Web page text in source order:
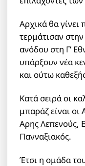
Αρχικά θα
τερμάτισαν
ανόδου στη Γ’
υπάρξουν νέα
και ούτω
Κατά σειρά οι
μπαράζ είναι
Αρης Λεπενούς,
Πανναξιακός.
Έτσι η ομάδα